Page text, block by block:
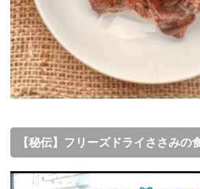
【秘伝】フリーズドライささみの